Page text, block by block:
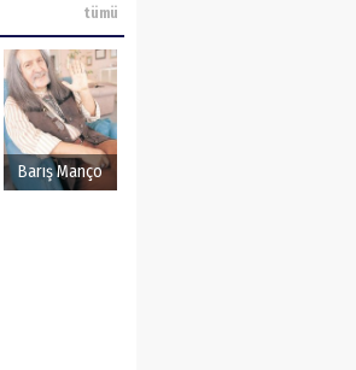
tümü
Barış Manço